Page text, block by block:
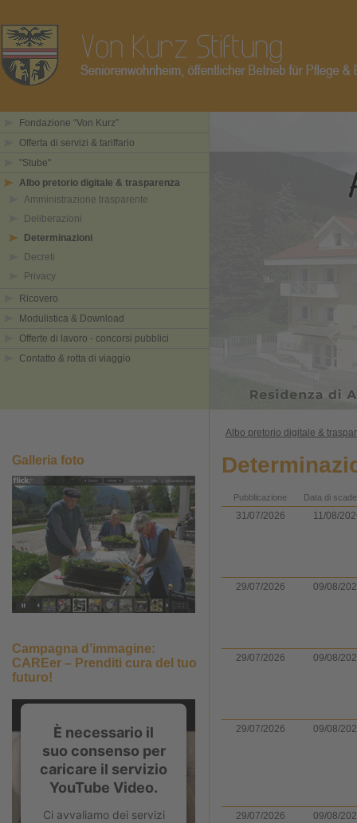
Fondazione “Von Kurz”
Offerta di servizi & tariffario
"Stube"
Albo pretorio digitale & trasparenza
Amministrazione trasparente
Deliberazioni
Determinazioni
Decreti
Privacy
Ricovero
Modulistica & Download
Offerte di lavoro - concorsi pubblici
Contatto & rotta di viaggio
Albo pretorio digitale &
Galleria foto
Campagna d’immagine:
CAREer – Prenditi cura del tuo
futuro!
È necessario il
suo consenso per
caricare il servizio
YouTube Video.
Ci avvaliamo dei servizi
Pubblicazione Data di
31/07/2026 11/08/
29/07/2026 09/08/
29/07/2026 09/08/
29/07/2026 09/08/
29/07/2026 09/08/